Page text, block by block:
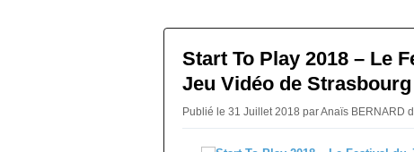
Start To Play 2018 – Le
Jeu Vidéo de Strasbourg
Publié le 31 Juillet 2018 par Anaïs BERNARD